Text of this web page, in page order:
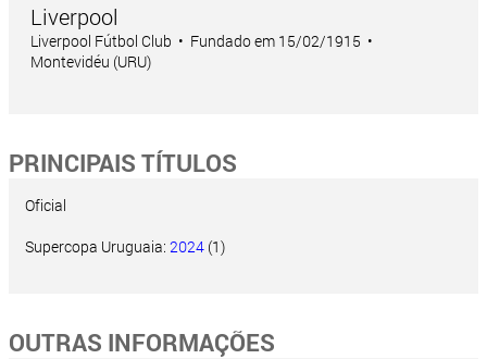
Liverpool
Liverpool Fútbol Club • Fundado em 15/02/1915 •
Montevidéu (URU)
PRINCIPAIS TÍTULOS
Oficial
Supercopa Uruguaia: 2024 (1)
OUTRAS INFORMAÇÕES